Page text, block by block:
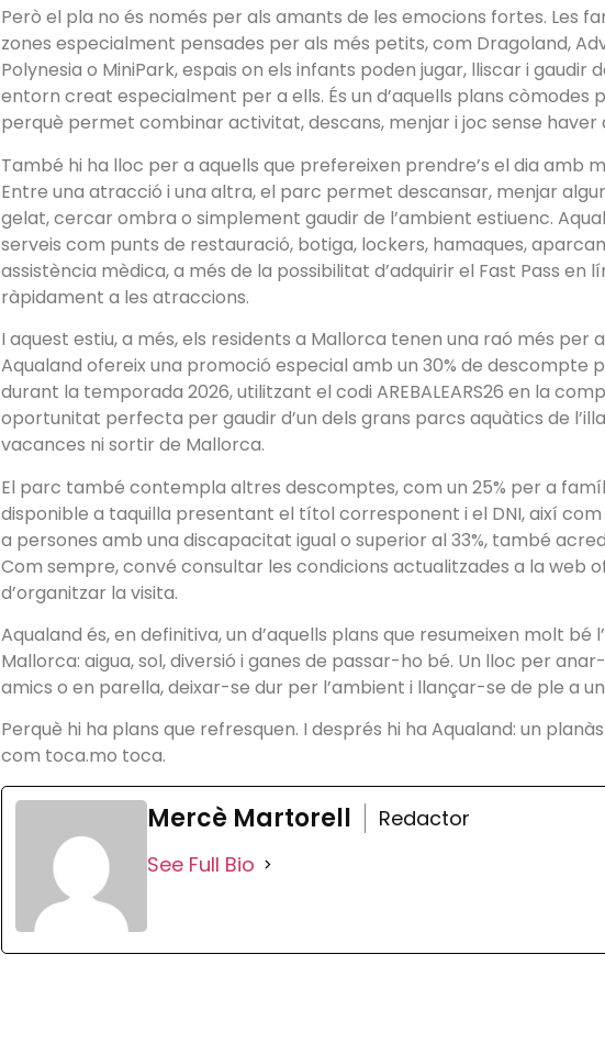
Però el pla no és només per als amants de les emocions fortes. Les
zones especialment pensades per als més petits, com Dragoland,
Polynesia o MiniPark, espais on els infants poden jugar, lliscar i gaudir
entorn creat especialment per a ells. És un d’aquells plans còmodes
perquè permet combinar activitat, descans, menjar i joc sense haver
També hi ha lloc per a aquells que prefereixen prendre’s el dia amb
Entre una atracció i una altra, el parc permet descansar, menjar
gelat, cercar ombra o simplement gaudir de l’ambient estiuenc.
serveis com punts de restauració, botiga, lockers, hamaques,
assistència mèdica, a més de la possibilitat d’adquirir el Fast Pass en
ràpidament a les atraccions.
I aquest estiu, a més, els residents a Mallorca tenen una raó més per
Aqualand ofereix una promoció especial amb un 30% de descompte
durant la temporada 2026, utilitzant el codi AREBALEARS26 en la
oportunitat perfecta per gaudir d’un dels grans parcs aquàtics de
vacances ni sortir de Mallorca.
El parc també contempla altres descomptes, com un 25% per a
disponible a taquilla presentant el títol corresponent i el DNI, així
a persones amb una discapacitat igual o superior al 33%, també
Com sempre, convé consultar les condicions actualitzades a la web
d’organitzar la visita.
Aqualand és, en definitiva, un d’aquells plans que resumeixen molt bé
Mallorca: aigua, sol, diversió i ganes de passar-ho bé. Un lloc per
amics o en parella, deixar-se dur per l’ambient i llançar-se de ple a
Perquè hi ha plans que refresquen. I després hi ha Aqualand: un
com toca.mo toca.
Mercè Martorell
Redactor
See Full Bio